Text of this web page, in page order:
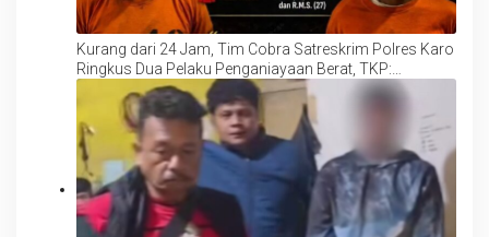
Kurang dari 24 Jam, Tim Cobra Satreskrim Polres Karo
Ringkus Dua Pelaku Penganiayaan Berat, TKP:
Kabanjahe